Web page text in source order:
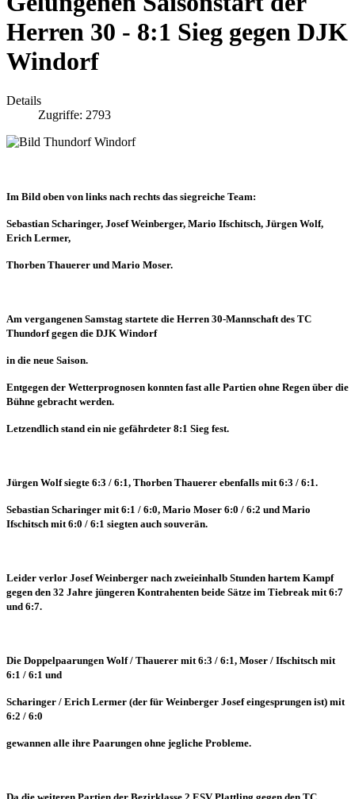
Herren 30 - 8:1 Sieg gegen DJK
Windorf
Details
Zugriffe: 2793
Im Bild oben von links nach rechts das siegreiche Team:
Sebastian Scharinger, Josef Weinberger, Mario Ifschitsch, Jürgen Wolf,
Erich Lermer,
Thorben Thauerer und Mario Moser.
Am vergangenen Samstag startete die Herren 30-Mannschaft des TC
Thundorf gegen die DJK Windorf
in die neue Saison.
Entgegen der Wetterprognosen konnten fast alle Partien ohne Regen über die
Bühne gebracht werden.
Letzendlich stand ein nie gefährdeter 8:1 Sieg fest.
Jürgen Wolf siegte 6:3 / 6:1, Thorben Thauerer ebenfalls mit 6:3 / 6:1.
Sebastian Scharinger mit 6:1 / 6:0, Mario Moser 6:0 / 6:2 und Mario
Ifschitsch mit 6:0 / 6:1 siegten auch souverän.
Leider verlor Josef Weinberger nach zweieinhalb Stunden hartem Kampf
gegen den 32 Jahre jüngeren Kontrahenten beide Sätze im Tiebreak mit 6:7
und 6:7.
Die Doppelpaarungen Wolf / Thauerer mit 6:3 / 6:1, Moser / Ifschitsch mit
6:1 / 6:1 und
Scharinger / Erich Lermer (der für Weinberger Josef eingesprungen ist) mit
6:2 / 6:0
gewannen alle ihre Paarungen ohne jegliche Probleme.